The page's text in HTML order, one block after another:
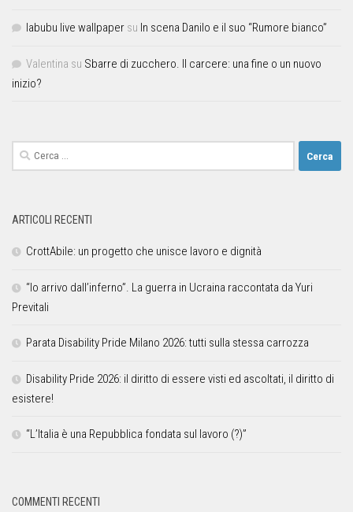
labubu live wallpaper su In scena Danilo e il suo “Rumore bianco”
Valentina su Sbarre di zucchero. Il carcere: una fine o un nuovo
inizio?
ARTICOLI RECENTI
CrottAbile: un progetto che unisce lavoro e dignità
“Io arrivo dall’inferno”. La guerra in Ucraina raccontata da Yuri
Previtali
Parata Disability Pride Milano 2026: tutti sulla stessa carrozza
Disability Pride 2026: il diritto di essere visti ed ascoltati, il diritto di
esistere!
“L’Italia è una Repubblica fondata sul lavoro (?)”
COMMENTI RECENTI